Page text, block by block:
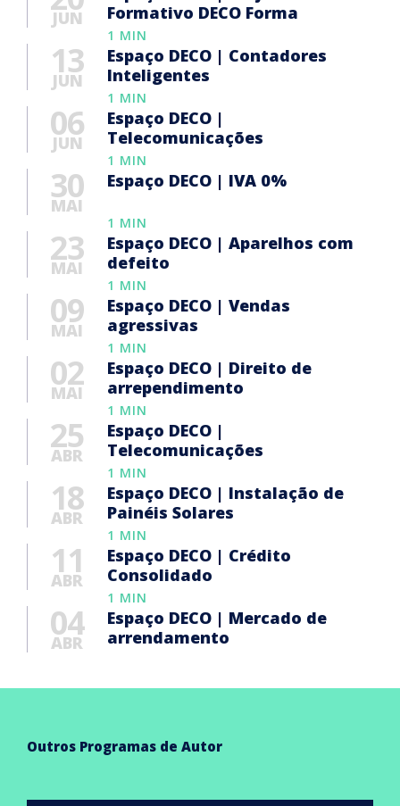
JUN
Formativo DECO Forma
1 MIN
13
JUN
Espaço DECO | Contadores
Inteligentes
1 MIN
06
JUN
Espaço DECO |
Telecomunicações
1 MIN
30
MAI
Espaço DECO | IVA 0%
1 MIN
23
MAI
Espaço DECO | Aparelhos com
defeito
1 MIN
09
MAI
Espaço DECO | Vendas
agressivas
1 MIN
02
MAI
Espaço DECO | Direito de
arrependimento
1 MIN
25
ABR
Espaço DECO |
Telecomunicações
1 MIN
18
ABR
Espaço DECO | Instalação de
Painéis Solares
1 MIN
11
ABR
Espaço DECO | Crédito
Consolidado
1 MIN
04
ABR
Espaço DECO | Mercado de
arrendamento
Outros Programas de Autor